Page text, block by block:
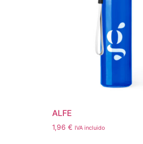
ALFE
1,96 € IVA incluido